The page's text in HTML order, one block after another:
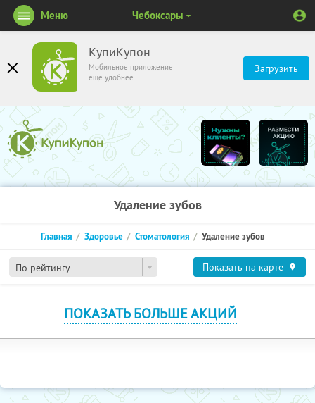
КупиКупон
Мобильное приложение
ещё удобнее
Загрузить
Меню Чебоксары
Удаление зубов
По рейтингу
Главная Здоровье Стоматология Удаление зубов
Показать на карте
ПОКАЗАТЬ БОЛЬШЕ АКЦИЙ